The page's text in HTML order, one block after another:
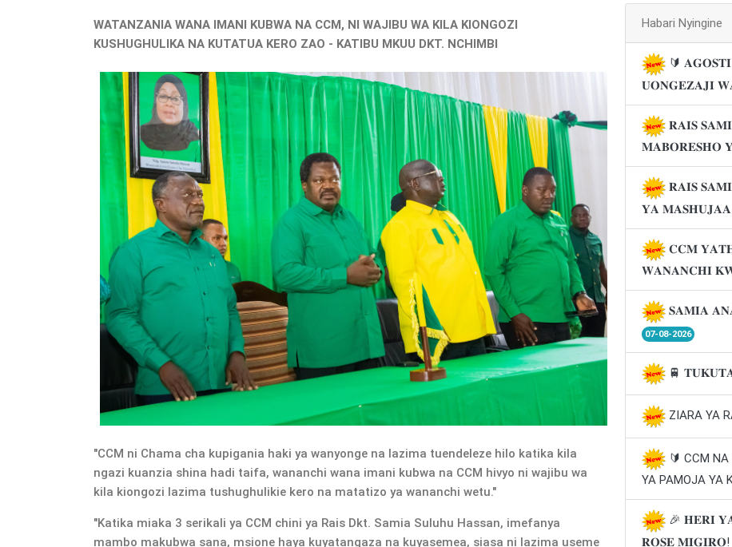
WATANZANIA WANA IMANI KUBWA NA CCM, NI WAJIBU WA KILA KIONGOZI
KUSHUGHULIKA NA KUTATUA KERO ZAO - KATIBU MKUU DKT. NCHIMBI
"CCM ni Chama cha kupigania haki ya wanyonge na lazima tuendeleze hilo katika kila
ngazi kuanzia shina hadi taifa, wananchi wana imani kubwa na CCM hivyo ni wajibu wa
kila kiongozi lazima tushughulikie kero na matatizo ya wananchi wetu."
"Katika miaka 3 serikali ya CCM chini ya Rais Dkt. Samia Suluhu Hassan, imefanya
mambo makubwa sana, msione haya kuyatangaza na kuyasemea, siasa ni lazima useme
Habari Nyingine
🔰
𝐔𝐎𝐍𝐆𝐄𝐙𝐀𝐉𝐈
𝐑𝐀𝐈𝐒
𝐌𝐀𝐁𝐎𝐑𝐄𝐒𝐇𝐎
𝐑𝐀𝐈𝐒
𝐘𝐀
𝐂𝐂𝐌
𝐖𝐀𝐍𝐀𝐍𝐂𝐇𝐈
𝐒𝐀𝐌𝐈𝐀
07-08-2026
🚆
ZIARA YA
🔰 CCM
YA PAMOJA YA
🎉 𝐇𝐄𝐑𝐈
𝐑𝐎𝐒𝐄 𝐌𝐈𝐆𝐈𝐑𝐎!